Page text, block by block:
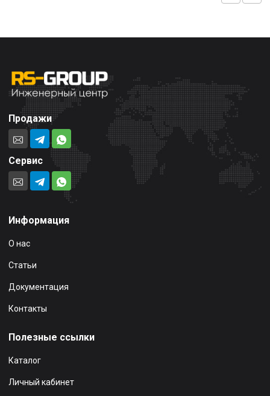
Продажи
Сервис
Информация
О нас
Статьи
Документация
Контакты
Полезные ссылки
Каталог
Личный кабинет